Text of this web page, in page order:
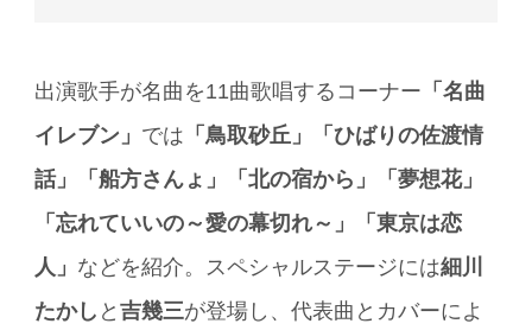
出演歌手が名曲を11曲歌唱するコーナー 「名曲
イレブン」 では 「鳥取砂丘」「ひばりの佐渡情
話」「船方さんょ」「北の宿から」「夢想花」
「忘れていいの～愛の幕切れ～」「東京は恋
人」 などを紹介。スペシャルステージには細川
たかし と吉幾三が登場し、代表曲とカバーによ